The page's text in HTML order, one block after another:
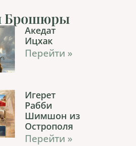
Брошюры
Акедат
Ицхак
Перейти »
Игерет
Рабби
Шимшон из
Острополя
Перейти »